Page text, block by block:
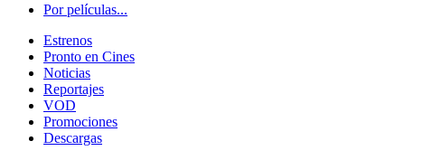
Por películas...
Estrenos
Pronto en Cines
Noticias
Reportajes
VOD
Promociones
Descargas